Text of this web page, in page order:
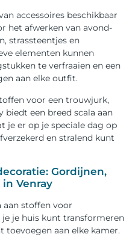
accessoires beschikbaar
het afwerken van avond-
strassteentjes en
elementen kunnen
te verfraaien en een
aan elke outfit.
voor een trouwjurk,
biedt een breed scala aan
je er op je speciale dag op
en stralend kunt
Gordijnen,
Venray
aan stoffen voor
je huis kunt transformeren
toevoegen aan elke kamer.